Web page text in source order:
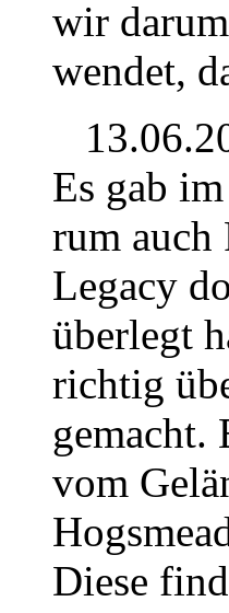
wir
wendet,
Es gab
rum auch
Legacy
überlegt
richtig
gemacht.
vom
Diese